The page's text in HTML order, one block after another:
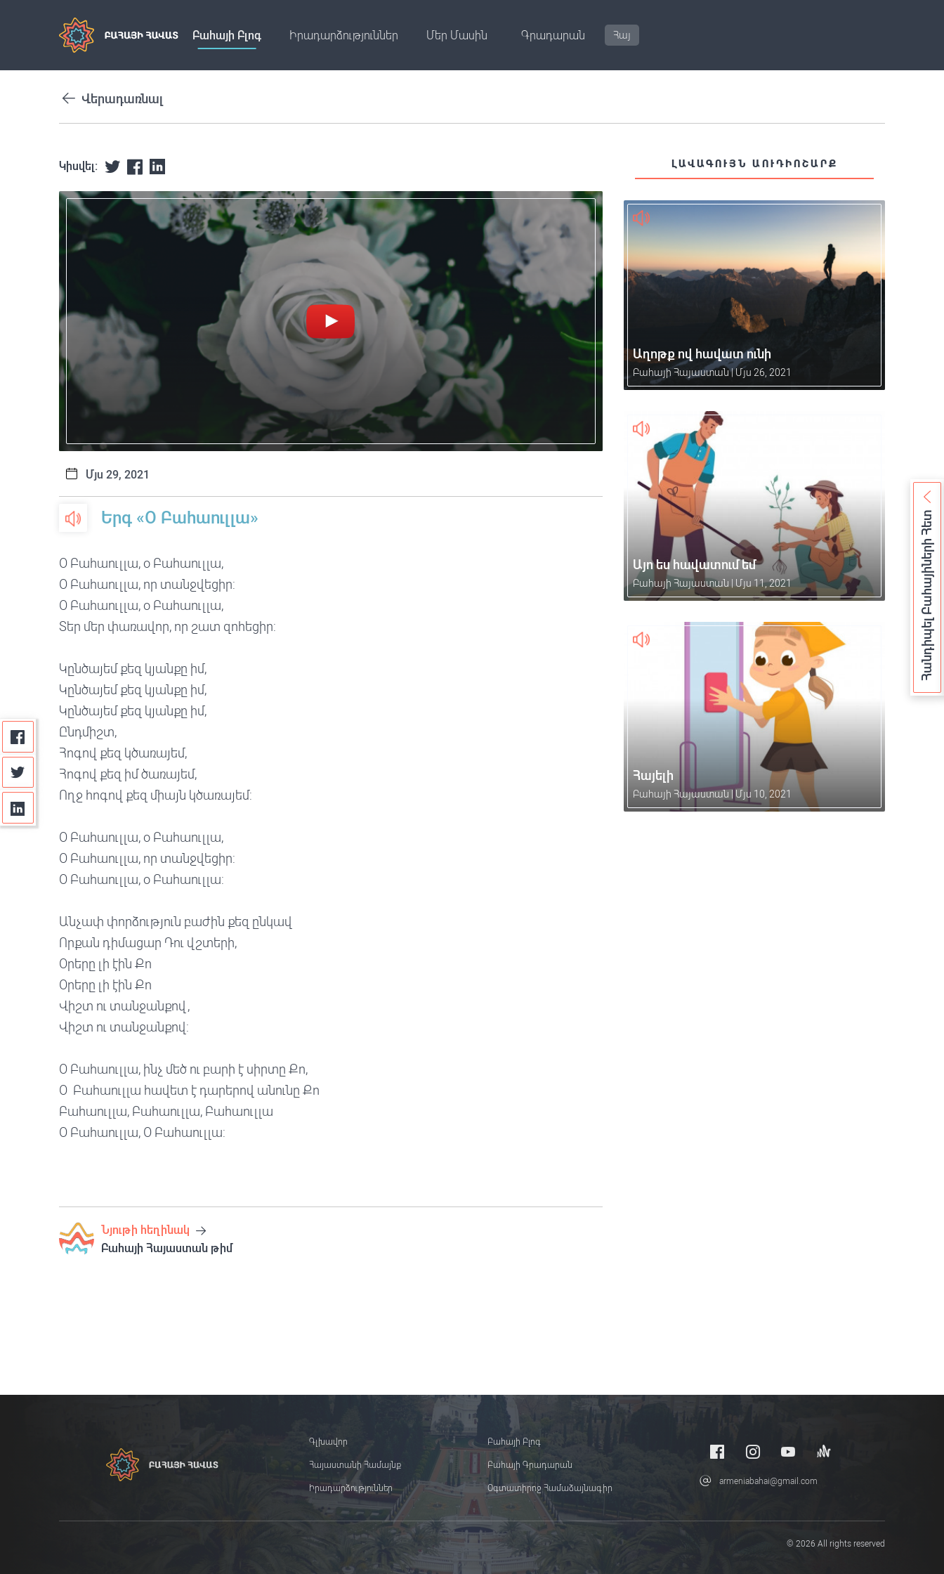
Բահայի Բլոգ Իրադարձություններ Մեր Մասին Գրադարան Հայ
Հանդիպել Բահայիների Հետ
Վերադառնալ
Կիսվել:
Մյս 29, 2021
Երգ «Օ Բահաուլլա»
Օ Բահաուլլա, օ Բահաուլլա,
Օ Բահաուլլա, որ տանջվեցիր:
Օ Բահաուլլա, օ Բահաուլլա,
Տեր մեր փառավոր, որ շատ զոհեցիր:
Կընծայեմ քեզ կյանքը իմ,
Կընծայեմ քեզ կյանքը իմ,
Կընծայեմ քեզ կյանքը իմ,
Ընդմիշտ,
Հոգով քեզ կծառայեմ,
Հոգով քեզ իմ ծառայեմ,
Ողջ հոգով քեզ միայն կծառայեմ:
Օ Բահաուլլա, օ Բահաուլլա,
Օ Բահաուլլա, որ տանջվեցիր:
Օ Բահաուլլա, օ Բահաուլլա:
Անչափ փորձություն բաժին քեզ ընկավ
Որքան դիմացար Դու վշտերի,
Օրերը լի էին Քո
Օրերը լի էին Քո
Վիշտ ու տանջանքով,
Վիշտ ու տանջանքով:
Օ Բահաուլլա, ինչ մեծ ու բարի է սիրտը Քո,
Օ Բահաուլլա հավետ է դարերով անունը Քո
Բահաուլլա, Բահաուլլա, Բահաուլլա
Օ Բահաուլլա, Օ Բահաուլլա:
Նյութի հեղինակ
Բահայի Հայաստան թիմ
ԼԱՎԱԳՈՒՅՆ ԱՈՒԴԻՈՇԱՐՔ
Աղոթք ով հավատ ունի
Բահայի Հայաստան|Մյս 26, 2021
Այո ես հավատում եմ
Բահայի Հայաստան Մյս 11, 2021
Հայելի
Բահայի Հայաստան Մյս 10, 2021
Գլխավոր
Հայաստանի Համայնք
Իրադարձություններ
Բահայի Բլոգ
Բահայի Գրադարան
Օգտատիրոջ Համաձայնագիր
armeniabahai@gmail.com
© 2026 All rights reserved